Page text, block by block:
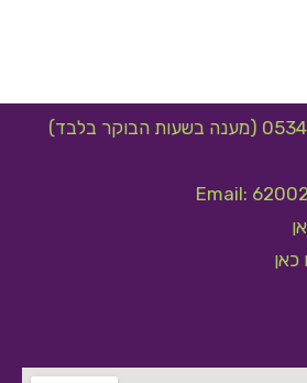
Email:
כאן